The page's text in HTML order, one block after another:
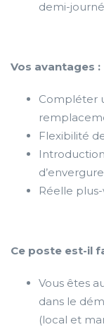
demi-
Vos avantages :
Compléter
Flexibilité
d’envergure
Réelle
Ce poste est-il
Vous êtes
dans le
(local et